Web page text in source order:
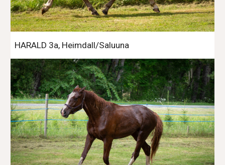
HARALD 3a, Heimdall/Saluuna